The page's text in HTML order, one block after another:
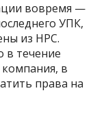
вовремя —
УПК,
из НРС.
в течение
в
права на